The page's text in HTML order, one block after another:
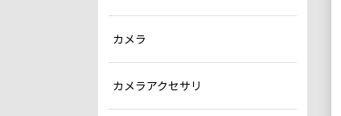
カメラ
カメラアクセサリ